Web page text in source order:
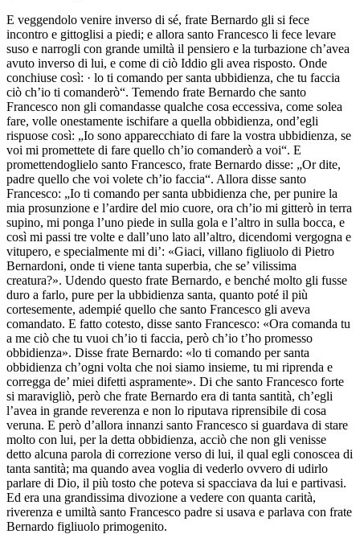
E veggendolo venire inverso di sé, frate Bernardo gli si fece
incontro e gittoglisi a piedi; e allora santo Francesco li fece levare
suso e narrogli con grande umiltà il pensiero e la turbazione ch’avea
avuto inverso di lui, e come di ciò Iddio gli avea risposto. Onde
conchiuse così: · lo ti comando per santa ubbidienza, che tu faccia
ciò ch’io ti comanderò“. Temendo frate Bernardo che santo
Francesco non gli comandasse qualche cosa eccessiva, come solea
fare, volle onestamente ischifare a quella obbidienza, ond’egli
rispuose così: „Io sono apparecchiato di fare la vostra ubbidienza, se
voi mi promettete di fare quello ch’io comanderò a voi“. E
promettendoglielo santo Francesco, frate Bernardo disse: „Or dite,
padre quello che voi volete ch’io faccia“. Allora disse santo
Francesco: „Io ti comando per santa ubbidienza che, per punire la
mia prosunzione e l’ardire del mio cuore, ora ch’io mi gitterò in terra
supino, mi ponga l’uno piede in sulla gola e l’altro in sulla bocca, e
così mi passi tre volte e dall’uno lato all’altro, dicendomi vergogna e
vitupero, e specialmente mi di’: «Giaci, villano figliuolo di Pietro
Bernardoni, onde ti viene tanta superbia, che se’ vilissima
creatura?». Udendo questo frate Bernardo, e benché molto gli fusse
duro a farlo, pure per la ubbidienza santa, quanto poté il più
cortesemente, adempié quello che santo Francesco gli aveva
comandato. E fatto cotesto, disse santo Francesco: «Ora comanda tu
a me ciò che tu vuoi ch’io ti faccia, però ch’io t’ho promesso
obbidienza». Disse frate Bernardo: «lo ti comando per santa
obbidienza ch’ogni volta che noi siamo insieme, tu mi riprenda e
corregga de’ miei difetti aspramente». Di che santo Francesco forte
si maravigliò, però che frate Bernardo era di tanta santità, ch’egli
l’avea in grande reverenza e non lo riputava riprensibile di cosa
veruna. E però d’allora innanzi santo Francesco si guardava di stare
molto con lui, per la detta obbidienza, acciò che non gli venisse
detto alcuna parola di correzione verso di lui, il qual egli conoscea di
tanta santità; ma quando avea voglia di vederlo ovvero di udirlo
parlare di Dio, il più tosto che poteva si spacciava da lui e partivasi.
Ed era una grandissima divozione a vedere con quanta carità,
riverenza e umiltà santo Francesco padre si usava e parlava con frate
Bernardo figliuolo primogenito.